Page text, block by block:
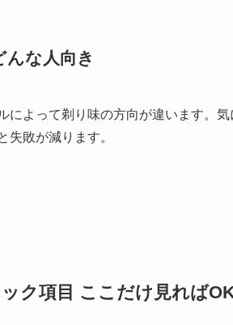
んな人向き
によって剃り味の方向が違います。
失敗が減ります。
ク項目 ここだけ見れば